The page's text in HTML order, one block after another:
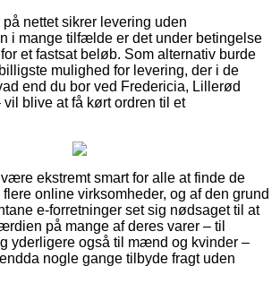
nettet sikrer levering uden
i mange tilfælde er det under betingelse
et fastsat beløb. Som alternativ burde
mulighed for levering, der i de
end du bor ved Fredericia, Lillerød
blive at få kørt ordren til et
ekstremt smart for alle at finde de
flere online virksomheder, og af den grund
e-forretninger set sig nødsaget til at
på mange af deres varer – til
yderligere også til mænd og kvinder –
nogle gange tilbyde fragt uden